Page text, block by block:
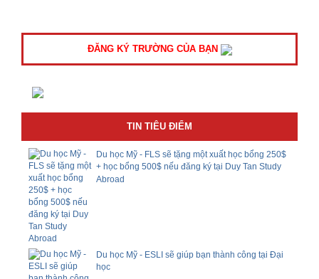
ĐĂNG KÝ TRƯỜNG CỦA BẠN
TIN TIÊU ĐIỂM
Du học Mỹ - FLS sẽ tặng một xuất học bổng 250$
+ học bổng 500$ nếu đăng ký tại Duy Tan Study
Abroad
Du học Mỹ - ESLI sẽ giúp bạn thành công tại Đại
học